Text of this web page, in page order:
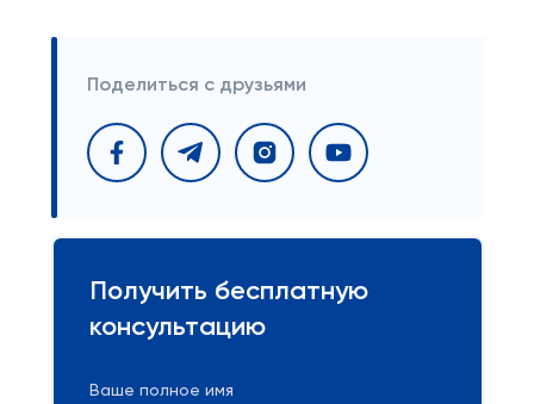
Поделиться с друзьями
Получить бесплатную
консультацию
Ваше полное имя